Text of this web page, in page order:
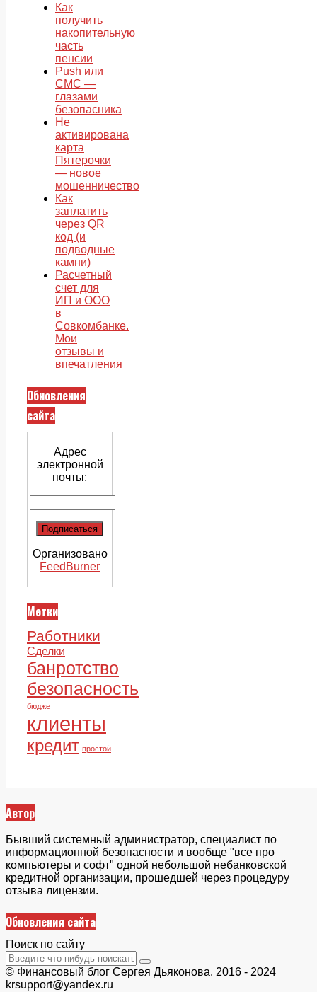
Как
получить
накопительную
часть
пенсии
Push или
СМС —
глазами
безопасника
Не
активирована
карта
Пятерочки
— новое
мошенничество
Как
заплатить
через QR
код (и
подводные
камни)
Расчетный
счет для
ИП и ООО
в
Совкомбанке.
Мои
отзывы и
впечатления
Обновления
сайта
Адрес
электронной
почты:
Организовано
FeedBurner
Метки
Работники
Сделки
банротство
безопасность
бюджет
клиенты
кредит простой
Автор
Бывший системный администратор, специалист по
информационной безопасности и вообще "все про
компьютеры и софт" одной небольшой небанковской
кредитной организации, прошедшей через процедуру
отзыва лицензии.
Обновления сайта
Поиск по сайту
© Финансовый блог Сергея Дьяконова. 2016 - 2024
krsupport@yandex.ru